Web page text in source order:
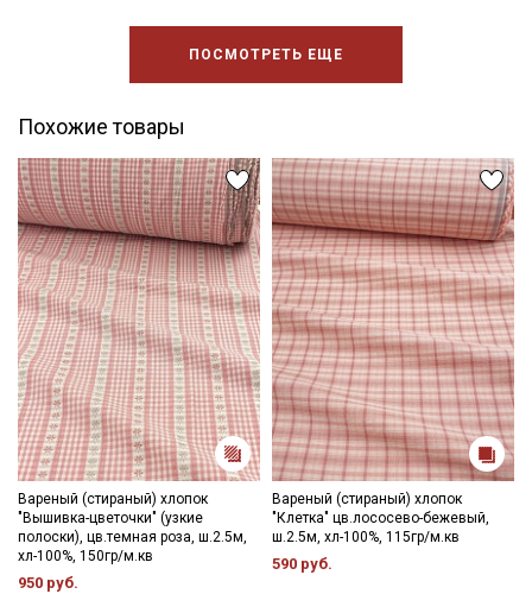
ПОСМОТРЕТЬ ЕЩЕ
Похожие товары
Вареный (стираный) хлопок
"Вышивка-цветочки" (узкие
полоски), цв.темная роза, ш.2.5м,
хл-100%, 150гр/м.кв
950 руб.
Вареный (стираный) хлопок
"Клетка" цв.лососево-бежевый,
ш.2.5м, хл-100%, 115гр/м.кв
590 руб.